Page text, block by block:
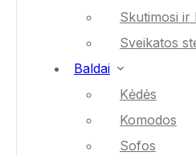
Skutimosi ir
Sveikatos
Baldai
Kėdės
Komodos
Sofos